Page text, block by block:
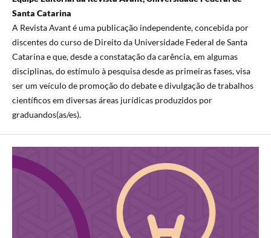
Santa Catarina
A Revista Avant é uma publicação independente, concebida por
discentes do curso de Direito da Universidade Federal de Santa
Catarina e que, desde a constatação da carência, em algumas
disciplinas, do estímulo à pesquisa desde as primeiras fases, visa
ser um veículo de promoção do debate e divulgação de trabalhos
científicos em diversas áreas jurídicas produzidos por
graduandos(as/es).